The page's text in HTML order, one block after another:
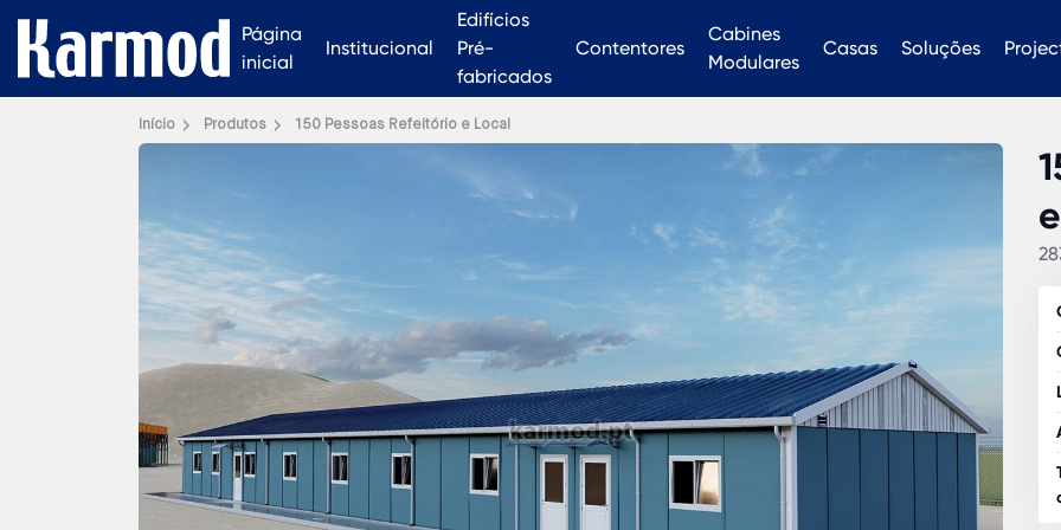
Página
inicial
Institucional
Edifícios
Pré-
fabricados
Contentores
Cabines
Modulares
Casas Soluções
Início Produtos 150 Pessoas Refeitório e Local